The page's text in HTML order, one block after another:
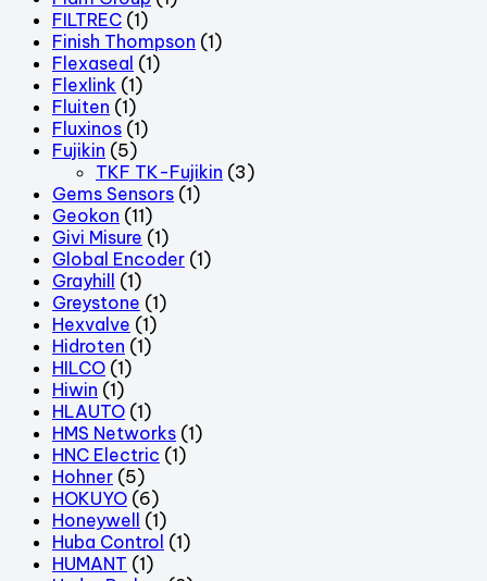
FILTREC (1)
Finish Thompson (1)
Flexaseal (1)
Flexlink (1)
Fluiten (1)
Fluxinos (1)
Fujikin (5)
TKF TK-Fujikin (3)
Gems Sensors (1)
Geokon (11)
Givi Misure (1)
Global Encoder (1)
Grayhill (1)
Greystone (1)
Hexvalve (1)
Hidroten (1)
HILCO (1)
Hiwin (1)
HLAUTO (1)
HMS Networks (1)
HNC Electric (1)
Hohner (5)
HOKUYO (6)
Honeywell (1)
Huba Control (1)
HUMANT (1)